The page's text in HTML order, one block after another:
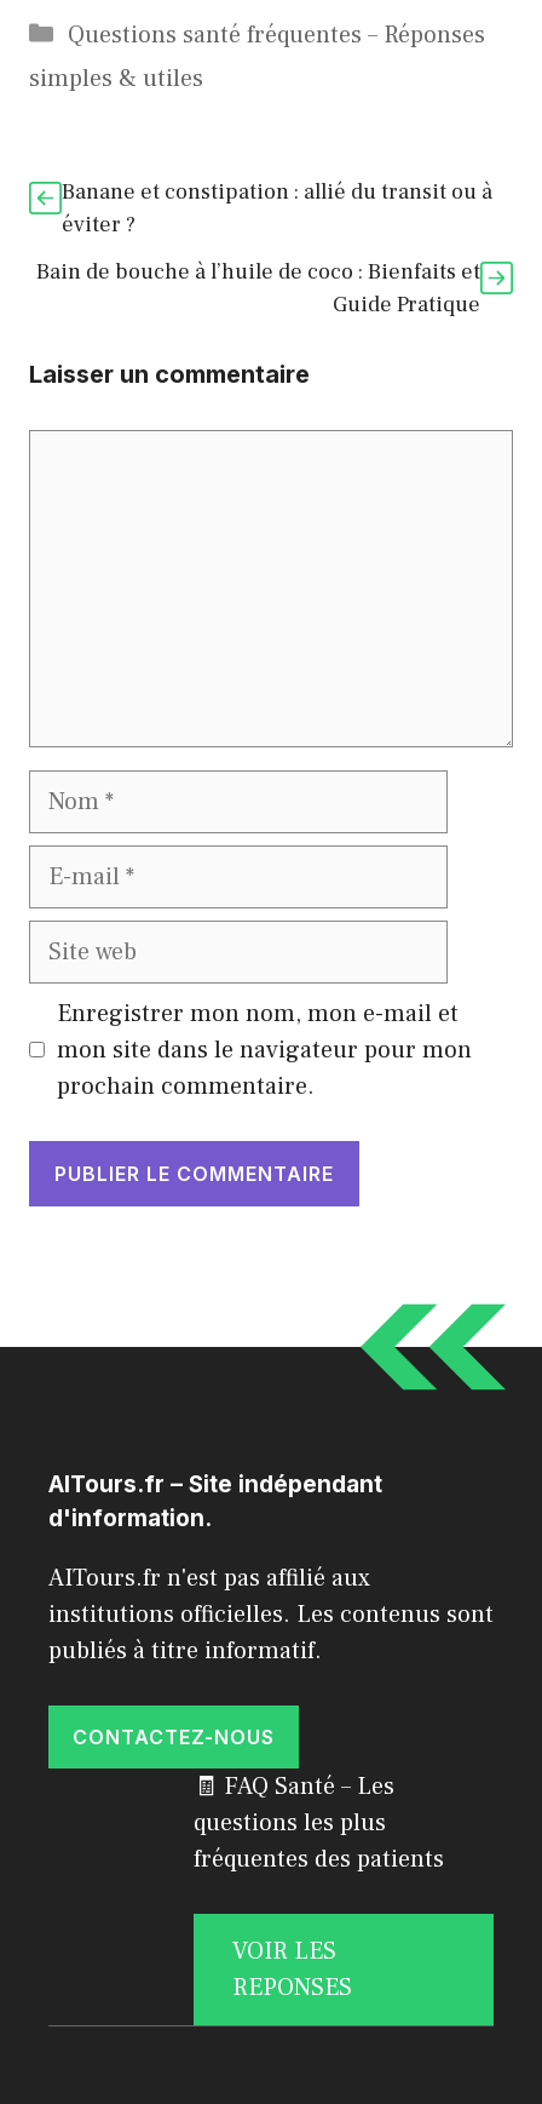
Catégories
Questions santé fréquentes – Réponses
simples & utiles
Banane et constipation : allié du transit ou à
éviter ?
Bain de bouche à l’huile de coco : Bienfaits et
Guide Pratique
Laisser un commentaire
Nom
E-
Site
Enregistrer mon nom, mon e-mail et
mon site dans le navigateur pour mon
prochain commentaire.
AITours.fr – Site indépendant
d'information.
AITours.fr n'est pas affilié aux
institutions officielles. Les contenus sont
publiés à titre informatif.
CONTACTEZ-NOUS
🧾 FAQ Santé – Les
questions les plus
fréquentes des patients
VOIR LES
REPONSES